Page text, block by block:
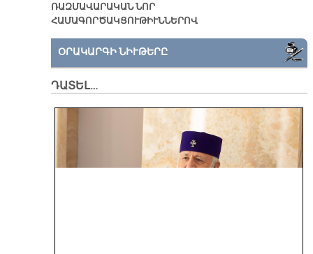
ՌԱԶՄԱՎԱՐԱԿԱՆ ՆՈՐ
ՀԱՄԱԳՈՐԾԱԿՑՈՒԹԻՒՆՆԵՐՈՎ
ՕՐԱԿԱՐԳԻ ՆԻՒԹԵՐԸ
ԴԱՏԵԼ…